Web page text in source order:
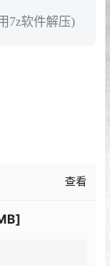
7z软件解压)
查看